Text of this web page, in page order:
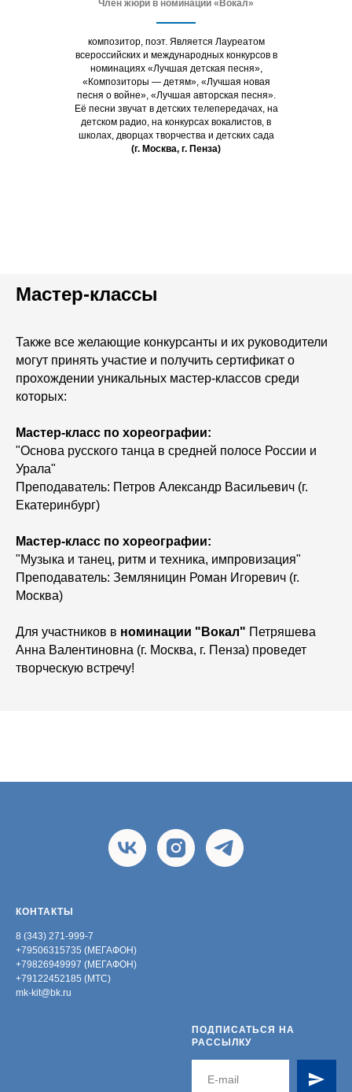
Член жюри в номинации «Вокал»
композитор, поэт. Является Лауреатом
всероссийских и международных конкурсов в
номинациях «Лучшая детская песня»,
«Композиторы — детям», «Лучшая новая
песня о войне», «Лучшая авторская песня».
Её песни звучат в детских телепередачах, на
детском радио, на конкурсах вокалистов, в
школах, дворцах творчества и детских сада
(г. Москва, г. Пенза)
Мастер-классы
Также все желающие конкурсанты и их руководители
могут принять участие и получить сертификат о
прохождении уникальных мастер-классов среди
которых:
Мастер-класс по хореографии:
"Основа русского танца в средней полосе России и
Урала"
Преподаватель: Петров Александр Васильевич (г.
Екатеринбург)
Мастер-класс по хореографии:
"Музыка и танец, ритм и техника, импровизация"
Преподаватель: Земляницин Роман Игоревич (г.
Москва)
Для участников в номинации "Вокал" Петряшева
Анна Валентиновна (г. Москва, г. Пенза) проведет
творческую встречу!
КОНТАКТЫ
8 (343) 271-999-7
+79506315735 (МЕГАФОН)
+79826949997 (МЕГАФОН)
+79122452185 (МТС)
mk-kit@bk.ru
ПОДПИСАТЬСЯ НА
РАССЫЛКУ